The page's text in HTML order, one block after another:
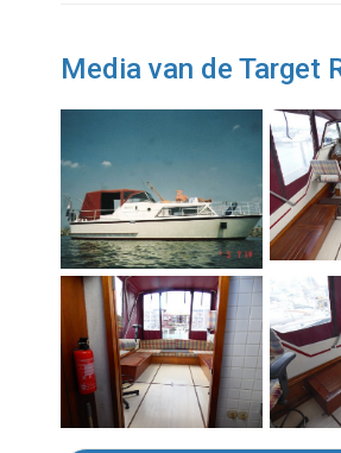
Media van de Target